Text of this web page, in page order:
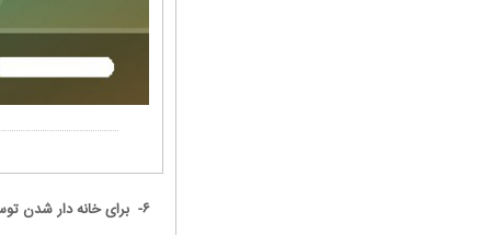
۶- برای خانه دار شدن توسل به جواد الائمه مهمترین توسل میباشد.